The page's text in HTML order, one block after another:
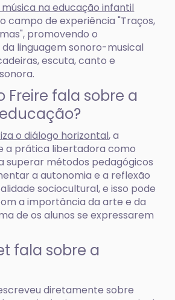
música na educação infantil
campo de experiência "Traços,
promovendo o
linguagem sonoro-musical
escuta, canto e
Freire fala sobre a
o diálogo horizontal, a
a prática libertadora como
superar métodos pedagógicos
a autonomia e a reflexão
sociocultural, e isso pode
a importância da arte e da
de os alunos se expressarem
fala sobre a
diretamente sobre